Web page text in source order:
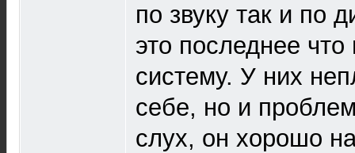
по звуку так и по
это последнее что
систему. У них
себе, но и
слух, он хорошо